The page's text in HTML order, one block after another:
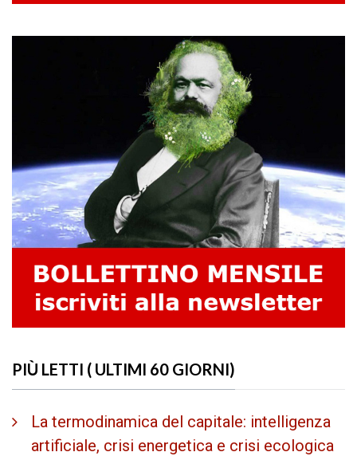
PIÙ LETTI ( ULTIMI 60 GIORNI)
La termodinamica del capitale: intelligenza
artificiale, crisi energetica e crisi ecologica